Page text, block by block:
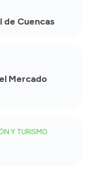
Cuencas
Mercado
Y TURISMO